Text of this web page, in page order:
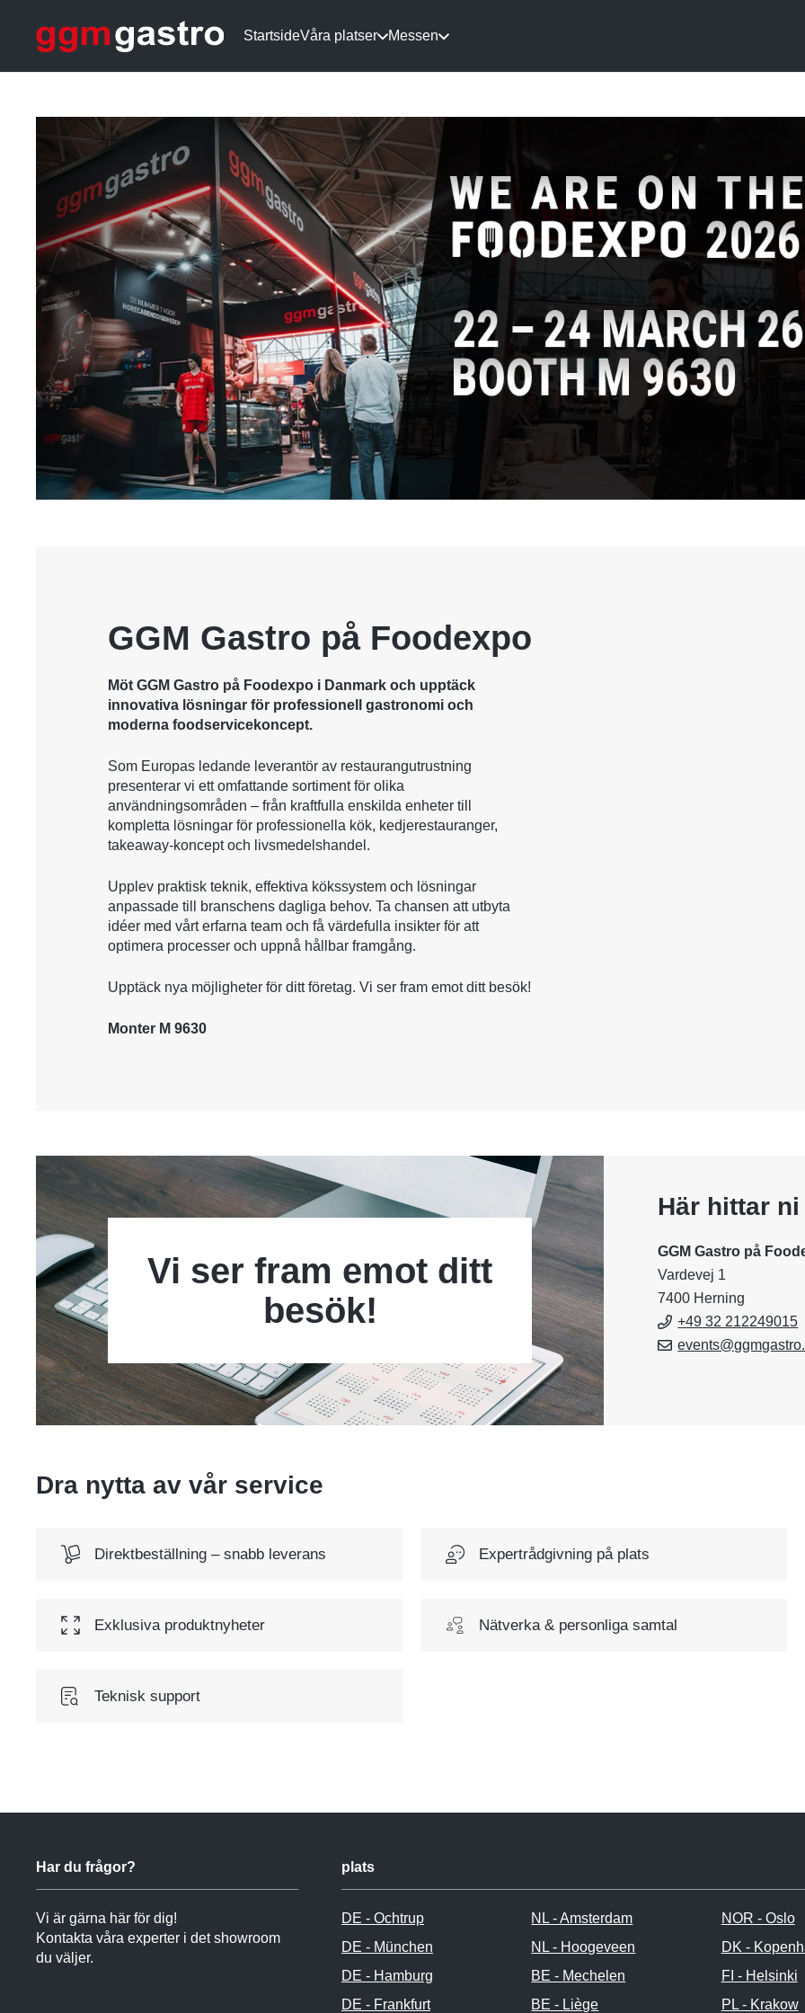
StartsideVåra platser Messen
GGM Gastro på Foodexpo
Möt GGM Gastro på Foodexpo i Danmark och upptäck
innovativa lösningar för professionell gastronomi och
moderna foodservicekoncept.
Som Europas ledande leverantör av restaurangutrustning
presenterar vi ett omfattande sortiment för olika
användningsområden – från kraftfulla enskilda enheter till
kompletta lösningar för professionella kök, kedjerestauranger,
takeaway-koncept och livsmedelshandel.
Upplev praktisk teknik, effektiva kökssystem och lösningar
anpassade till branschens dagliga behov. Ta chansen att utbyta
idéer med vårt erfarna team och få värdefulla insikter för att
optimera processer och uppnå hållbar framgång.
Upptäck nya möjligheter för ditt företag. Vi ser fram emot ditt besök!
Monter M 9630
Vi ser fram emot ditt
besök!
Här hittar
GGM Gastro på
Vardevej 1
7400 Herning
+49 32 212249015
Dra nytta av vår service
Direktbeställning – snabb leverans Expertrådgivning på plats
Exklusiva produktnyheter Nätverka & personliga samtal
Teknisk support
Har du frågor?
Vi är gärna här för dig!
Kontakta våra experter i det showroom
du väljer.
plats
DE - Ochtrup
DE - München
DE - Hamburg
DE - Frankfurt
NL - Amsterdam
NL - Hoogeveen
BE - Mechelen
BE - Liège
NOR - Oslo
DK -
FI - Helsinki
PL - Krakow